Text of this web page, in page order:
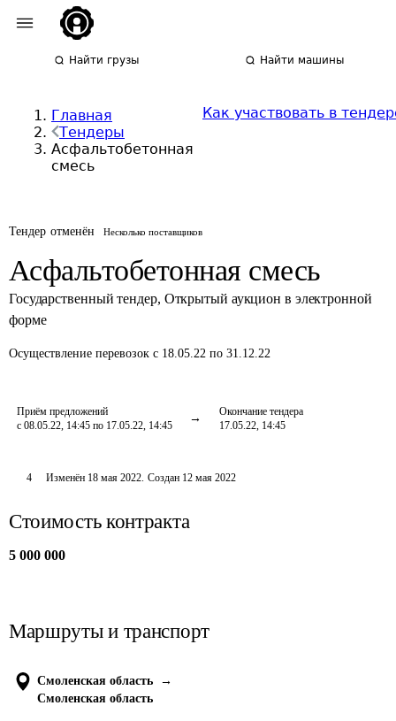
Найти грузы Найти машины
Главная
Тендеры
Асфальтобетонная
смесь
Как участвовать в
Тендер отменён Несколько поставщиков
Асфальтобетонная смесь
Государственный тендер, Открытый аукцион в электронной
форме
Осуществление перевозок с 18.05.22 по 31.12.22
Приём предложений
с 08.05.22, 14:45 по 17.05.22, 14:45
Окончание тендера
17.05.22, 14:45
4 Изменён 18 мая 2022. Создан 12 мая 2022
Стоимость контракта
5 000 000
Маршруты и транспорт
Смоленская область
→
Смоленская область